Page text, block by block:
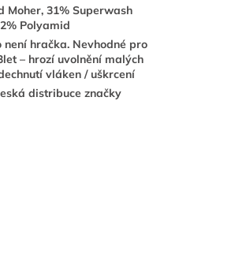
Moher, 31% Superwash
Polyamid
není hračka. Nevhodné pro
– hrozí uvolnění malých
vláken / uškrcení
distribuce značky